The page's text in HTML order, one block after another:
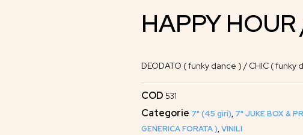
HAPPY
DEODATO ( funky dance ) / CHIC ( funky
COD 531
Categorie 7" (45 giri), 7" JUKE BOX &
GENERICA FORATA ),VINILI